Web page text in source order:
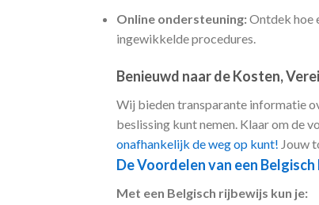
Online ondersteuning:Ontdek hoe
ingewikkelde procedures.
Benieuwd naar de Kosten,
Wij bieden transparante informatie
beslissing kunt nemen. Klaar om de
onafhankelijk de weg op kunt! Jouw
De Voordelen van een Belgisch
Met een Belgisch rijbewijs kun je: